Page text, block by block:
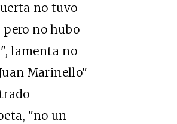
no tuvo
pero no hubo
lamenta no
Marinello"
"no un